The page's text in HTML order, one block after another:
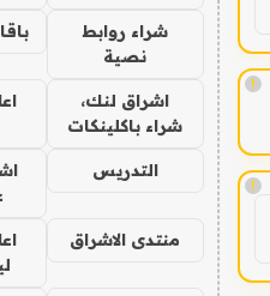
!
!
شراء روابط
نصية
اشراق لنك،
شراء باكلينكات
التدريس
منتدى الاشراق